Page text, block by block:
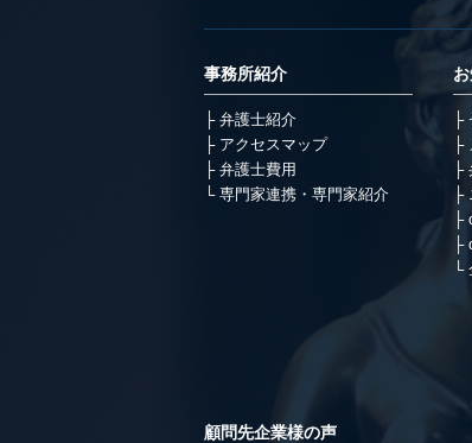
事務所紹介
弁護士紹介
アクセスマップ
弁護士費用
専門家連携・専門家紹介
顧問先企業様の声